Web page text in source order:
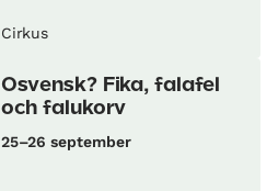
Cirkus
Osvensk? Fika, falafel
och falukorv
25–26 september